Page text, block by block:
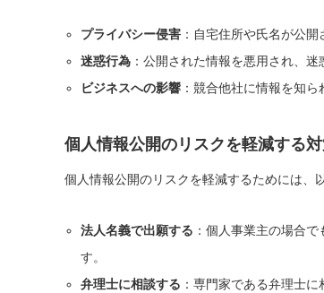
プライバシー侵害 ：自宅住所や氏名が公
迷惑行為 ：公開された情報を悪用され、
ビジネスへの影響 ：競合他社に情報を知
個人情報公開のリスクを軽減する
個人情報公開のリスクを軽減するためには、
法人名義で出願する ：個人事業主の場合
す。
弁理士に相談する ：専門家である弁理士